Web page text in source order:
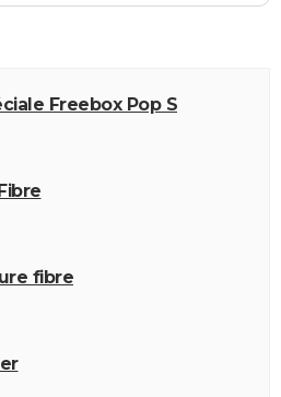
Freebox Pop S
fibre